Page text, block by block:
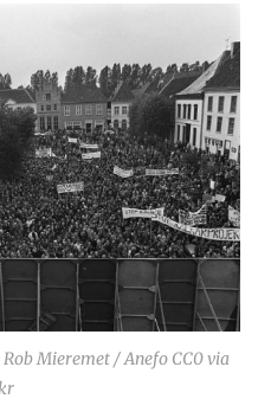
Mieremet / Anefo CC0 via